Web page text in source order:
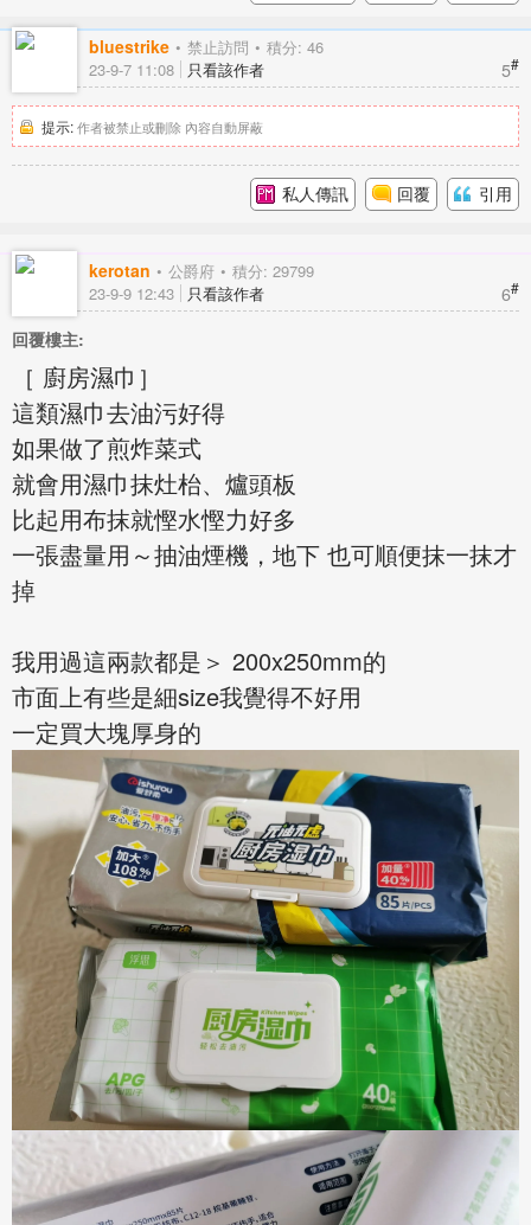
bluestrike 禁止訪問 積分: 46
5#
23-9-7 11:08 只看該作者
提示: 作者被禁止或刪除 內容自動屏蔽
私人傳訊 回覆 引用
kerotan 公爵府 積分: 29799
6#
23-9-9 12:43 只看該作者
回覆樓主:
［ 廚房濕巾］
這類濕巾去油污好得
如果做了煎炸菜式
就會用濕巾抹灶枱、爐頭板
比起用布抹就慳水慳力好多
一張盡量用～抽油煙機，地下 也可順便抹一抹才
掉
我用過這兩款都是＞ 200x250mm的
市面上有些是細size我覺得不好用
一定買大塊厚身的